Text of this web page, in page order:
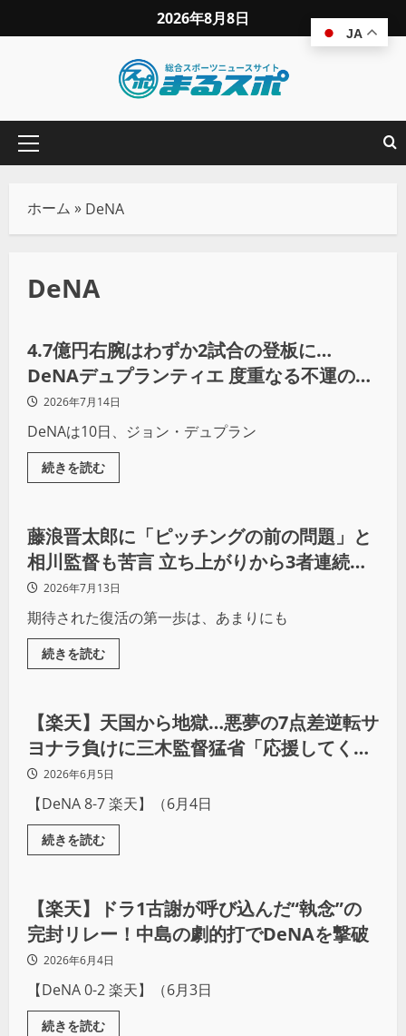
2026年8月8日
ホーム » DeNA
DeNA
コラム 野球
4.7億円右腕はわずか2試合の登板に…
DeNAデュプランティエ 度重なる不運の末
に退団
2026年7月14日
DeNAは10日、ジョン・デュプラン
続きを読む
野球
藤浪晋太郎に「ピッチングの前の問題」と
相川監督も苦言 立ち上がりから3者連続四
球など乱調で即二軍行きの厳しい現実
2026年7月13日
期待された復活の第一歩は、あまりにも
続きを読む
野球
【楽天】天国から地獄…悪夢の7点差逆転サ
ヨナラ負けに三木監督猛省「応援してくれ
るファンに申し訳ない」
2026年6月5日
【DeNA 8-7 楽天】（6月4日
続きを読む
野球
【楽天】ドラ1古謝が呼び込んだ“執念”の
完封リレー！中島の劇的打でDeNAを撃破
2026年6月4日
【DeNA 0-2 楽天】（6月3日
続きを読む
JA